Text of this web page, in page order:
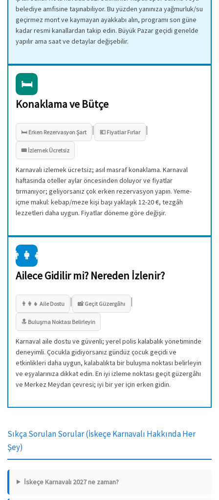
belediye amfisine taşınabiliyor. Bu yüzden yanınıza yağmurluk/su
geçirmez mont ve kaymayan ayakkabı alın, programı son güne
kadar resmi kanallardan takip edin. Büyük Pazar geçidi genelde
yapılır ama saat ve detaylar değişebilir.
🛏️
Konaklama ve Bütçe
🛏️ Erken Rezervasyon Şart | 💶 Fiyatlar Fırlar |
🎟️ İzlemek Ücretsiz
Karnavalı izlemek ücretsiz; asıl masraf konaklama. Karnaval
haftasında oteller aylar öncesinden doluyor ve fiyatlar
tırmanıyor; geliyorsanız çok erken rezervasyon yapın. Yeme-
içme makul: kebap/meze kişi başı yaklaşık 12-20 €, tezgâh
lezzetleri daha uygun. Fiyatlar döneme göre değişir.
👨‍👩‍👧
Ailece Gidilir mi? Nereden İzlenir?
👨‍👩‍👧 Aile Dostu | 📸 Geçit Güzergâhı |
🔝 Buluşma Noktası Belirleyin
Karnaval aile dostu ve güvenli; yerel polis kalabalık yönetiminde
deneyimli. Çocukla gidiyorsanız gündüz çocuk geçidi ve
etkinlikleri daha uygun, kalabalıkta bir buluşma noktası belirleyin
ve eşyalarınıza dikkat edin. En iyi izleme noktası geçit güzergâhı
ve Merkez Meydan çevresi; iyi bir yer için erken gidin.
Sıkça Sorulan Sorular (İskeçe Karnavalı Hakkında Her
Şey)
İskeçe Karnavalı 2027 ne zaman?